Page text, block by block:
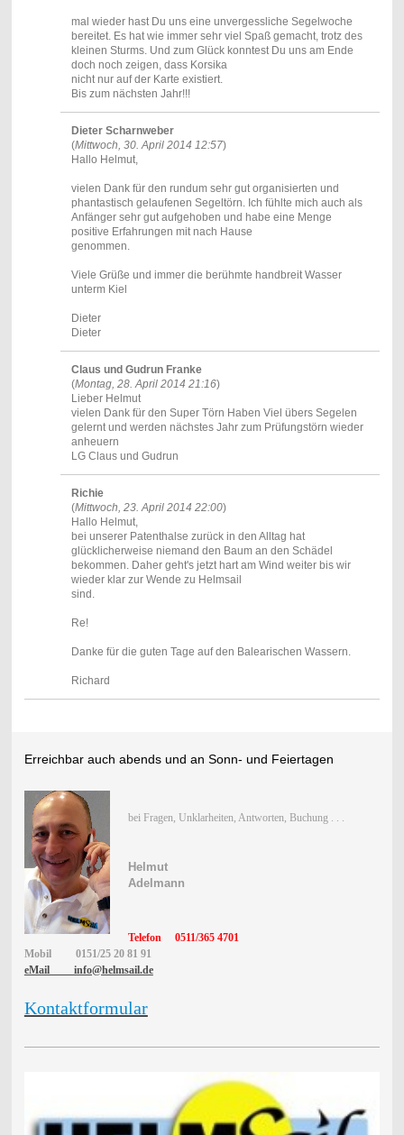
mal wieder hast Du uns eine unvergessliche Segelwoche
bereitet. Es hat wie immer sehr viel Spaß gemacht, trotz des
kleinen Sturms. Und zum Glück konntest Du uns am Ende
doch noch zeigen, dass Korsika
nicht nur auf der Karte existiert.
Bis zum nächsten Jahr!!!
Dieter Scharnweber
(Mittwoch, 30. April 2014 12:57)
Hallo Helmut,
vielen Dank für den rundum sehr gut organisierten und
phantastisch gelaufenen Segeltörn. Ich fühlte mich auch als
Anfänger sehr gut aufgehoben und habe eine Menge
positive Erfahrungen mit nach Hause
genommen.
Viele Grüße und immer die berühmte handbreit Wasser
unterm Kiel
Dieter
Dieter
Claus und Gudrun Franke
(Montag, 28. April 2014 21:16)
Lieber Helmut
vielen Dank für den Super Törn Haben Viel übers Segelen
gelernt und werden nächstes Jahr zum Prüfungstörn wieder
anheuern
LG Claus und Gudrun
Richie
(Mittwoch, 23. April 2014 22:00)
Hallo Helmut,
bei unserer Patenthalse zurück in den Alltag hat
glücklicherweise niemand den Baum an den Schädel
bekommen. Daher geht's jetzt hart am Wind weiter bis wir
wieder klar zur Wende zu Helmsail
sind.
Re!
Danke für die guten Tage auf den Balearischen Wassern.
Richard
Erreichbar auch abends und an Sonn- und Feiertagen
bei Fragen, Unklarheiten, Antworten, Buchung . . .
Helmut
Adelmann
Telefon0511/365 4701
Mobil
0151/25 20 81 91
eMail info@helmsail.de
Kontaktformular